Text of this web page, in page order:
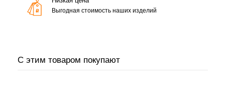
Выгодная стоимость наших изделий
С этим товаром покупают